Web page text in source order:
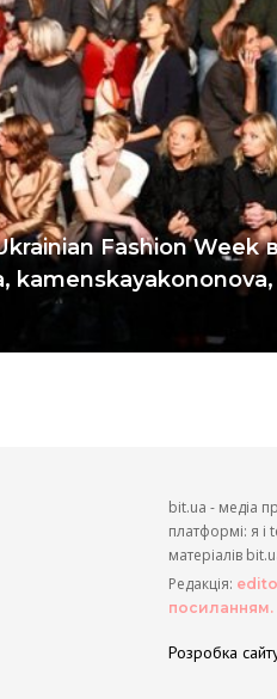
Fashion Week
bit.ua - медіа
платформі: я і
матеріалів
Редакція:
посиланням.
Розробка